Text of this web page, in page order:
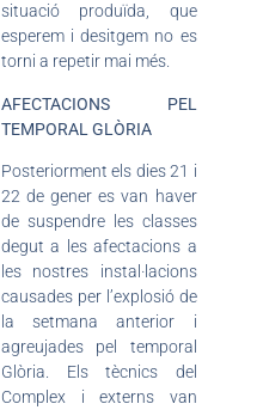
situació produïda, que
esperem i desitgem no es
torni a repetir mai més.
AFECTACIONS PEL
TEMPORAL GLÒRIA
Posteriorment els dies 21 i
22 de gener es van haver
de suspendre les classes
degut a les afectacions a
les nostres instal·lacions
causades per l’explosió de
la setmana anterior i
agreujades pel temporal
Glòria. Els tècnics del
Complex i externs van